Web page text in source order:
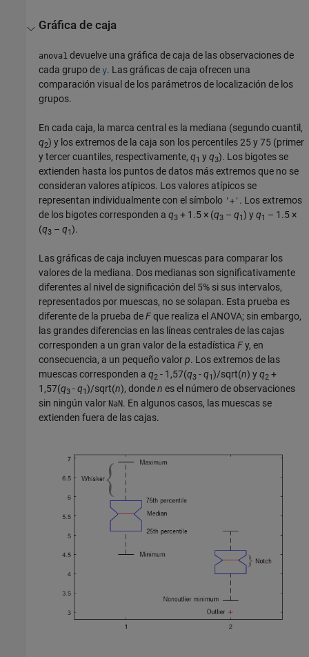
Gráfica de caja
anova1 devuelve una gráfica de caja de las observaciones de
cada grupo dey. Las gráficas de caja ofrecen una
comparación visual de los parámetros de localización de los
grupos.
En cada caja, la marca central es la mediana (segundo cuantil,
q2) y los extremos de la caja son los percentiles 25 y 75 (primer
y tercer cuantiles, respectivamente,q1 yq3). Los bigotes se
extienden hasta los puntos de datos más extremos que no se
consideran valores atípicos. Los valores atípicos se
representan individualmente con el símbolo '+' . Los extremos
de los bigotes corresponden aq3 + 1.5 × (q3 –q1) yq1 – 1.5 ×
(q3 –q1).
Las gráficas de caja incluyen muescas para comparar los
valores de la mediana. Dos medianas son significativamente
diferentes al nivel de significación del 5% si sus intervalos,
representados por muescas, no se solapan. Esta prueba es
diferente de la prueba deFque realiza el ANOVA; sin embargo,
las grandes diferencias en las líneas centrales de las cajas
corresponden a un gran valor de la estadísticaFy, en
consecuencia, a un pequeño valorp. Los extremos de las
muescas corresponden aq2 - 1,57(q3 -q1)/sqrt(n) yq2 +
1,57(q3 -q1)/sqrt(n), donden es el número de observaciones
sin ningún valor NaN. En algunos casos, las muescas se
extienden fuera de las cajas.